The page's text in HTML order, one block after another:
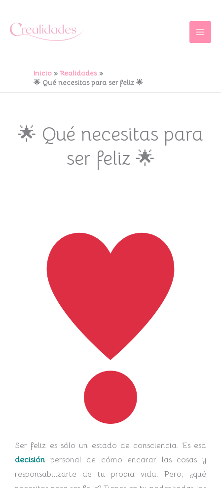
contenido
Inicio
Realidades
🌟 Qué necesitas para ser feliz 🌟
🌟 Qué necesitas para
ser feliz 🌟
Ser feliz es sólo un estado de consciencia. Es esa
decisiónpersonal de cómo encarar las cosas y
responsabilizarte de tu propia vida. Pero, ¿qué